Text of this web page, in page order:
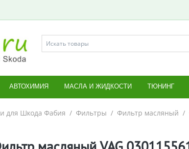
АВТОХИМИЯ МАСЛА И ЖИДКОСТИ ТЮНИНГ
для Шкода Фабия / Фильтры / Фильтр масляный /